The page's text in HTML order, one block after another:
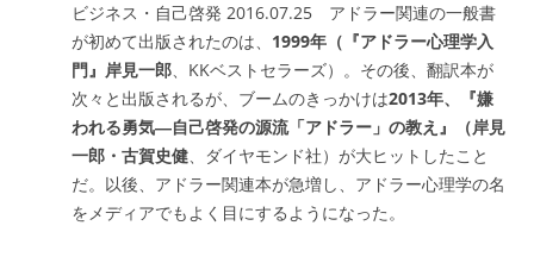
ビジネス・自己啓発 2016.07.25 アドラー関連の一般書
が初めて出版されたのは、 1999年（『アドラー心理学入
門』岸見一郎、KKベストセラーズ）。その後、翻訳本が
次々と出版されるが、ブームのきっかけは2013年、『嫌
われる勇気―自己啓発の源流「アドラー」の教え』（岸見
一郎・古賀史健、ダイヤモンド社）が大ヒットしたこと
だ。以後、アドラー関連本が急増し、アドラー心理学の名
をメディアでもよく目にするようになった。